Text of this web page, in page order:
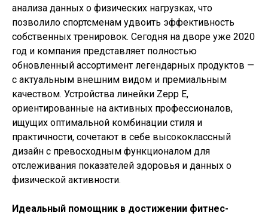
анализа данных о физических нагрузках, что
позволило спортсменам удвоить эффективность
собственных тренировок. Сегодня на дворе уже 2020
год и компания представляет полностью
обновленный ассортимент легендарных продуктов —
с актуальным внешним видом и премиальным
качеством. Устройства линейки Zepp E,
ориентированные на активных профессионалов,
ищущих оптимальной комбинации стиля и
практичности, сочетают в себе высококлассный
дизайн с превосходным функционалом для
отслеживания показателей здоровья и данных о
физической активности.
Идеальный помощник в достижении фитнес-